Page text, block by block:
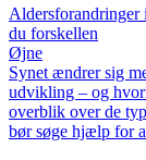
Aldersforandringer
du forskellen
Øjne
Synet ændrer sig
udvikling – og
overblik over de
bør søge hjælp for